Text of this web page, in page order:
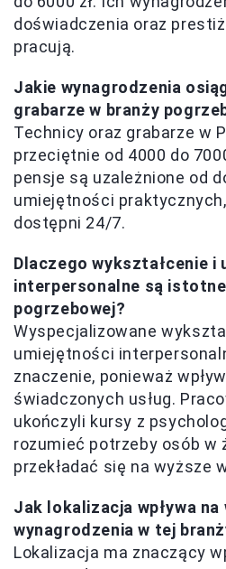
doświadczenia oraz
pracują.
Jakie wynagrodzenia
grabarze w branży
Technicy oraz grabarze w
przeciętnie od 4000 do
pensje są uzależnione od
umiejętności
dostępni 24/7.
Dlaczego wykształcenie i
interpersonalne są
pogrzebowej?
Wyspecjalizowane
umiejętności
znaczenie, ponieważ
świadczonych usług.
ukończyli kursy z
rozumieć potrzeby osób w
przekładać się na wyższe
Jak lokalizacja wpływa
wynagrodzenia w tej
Lokalizacja ma znaczący